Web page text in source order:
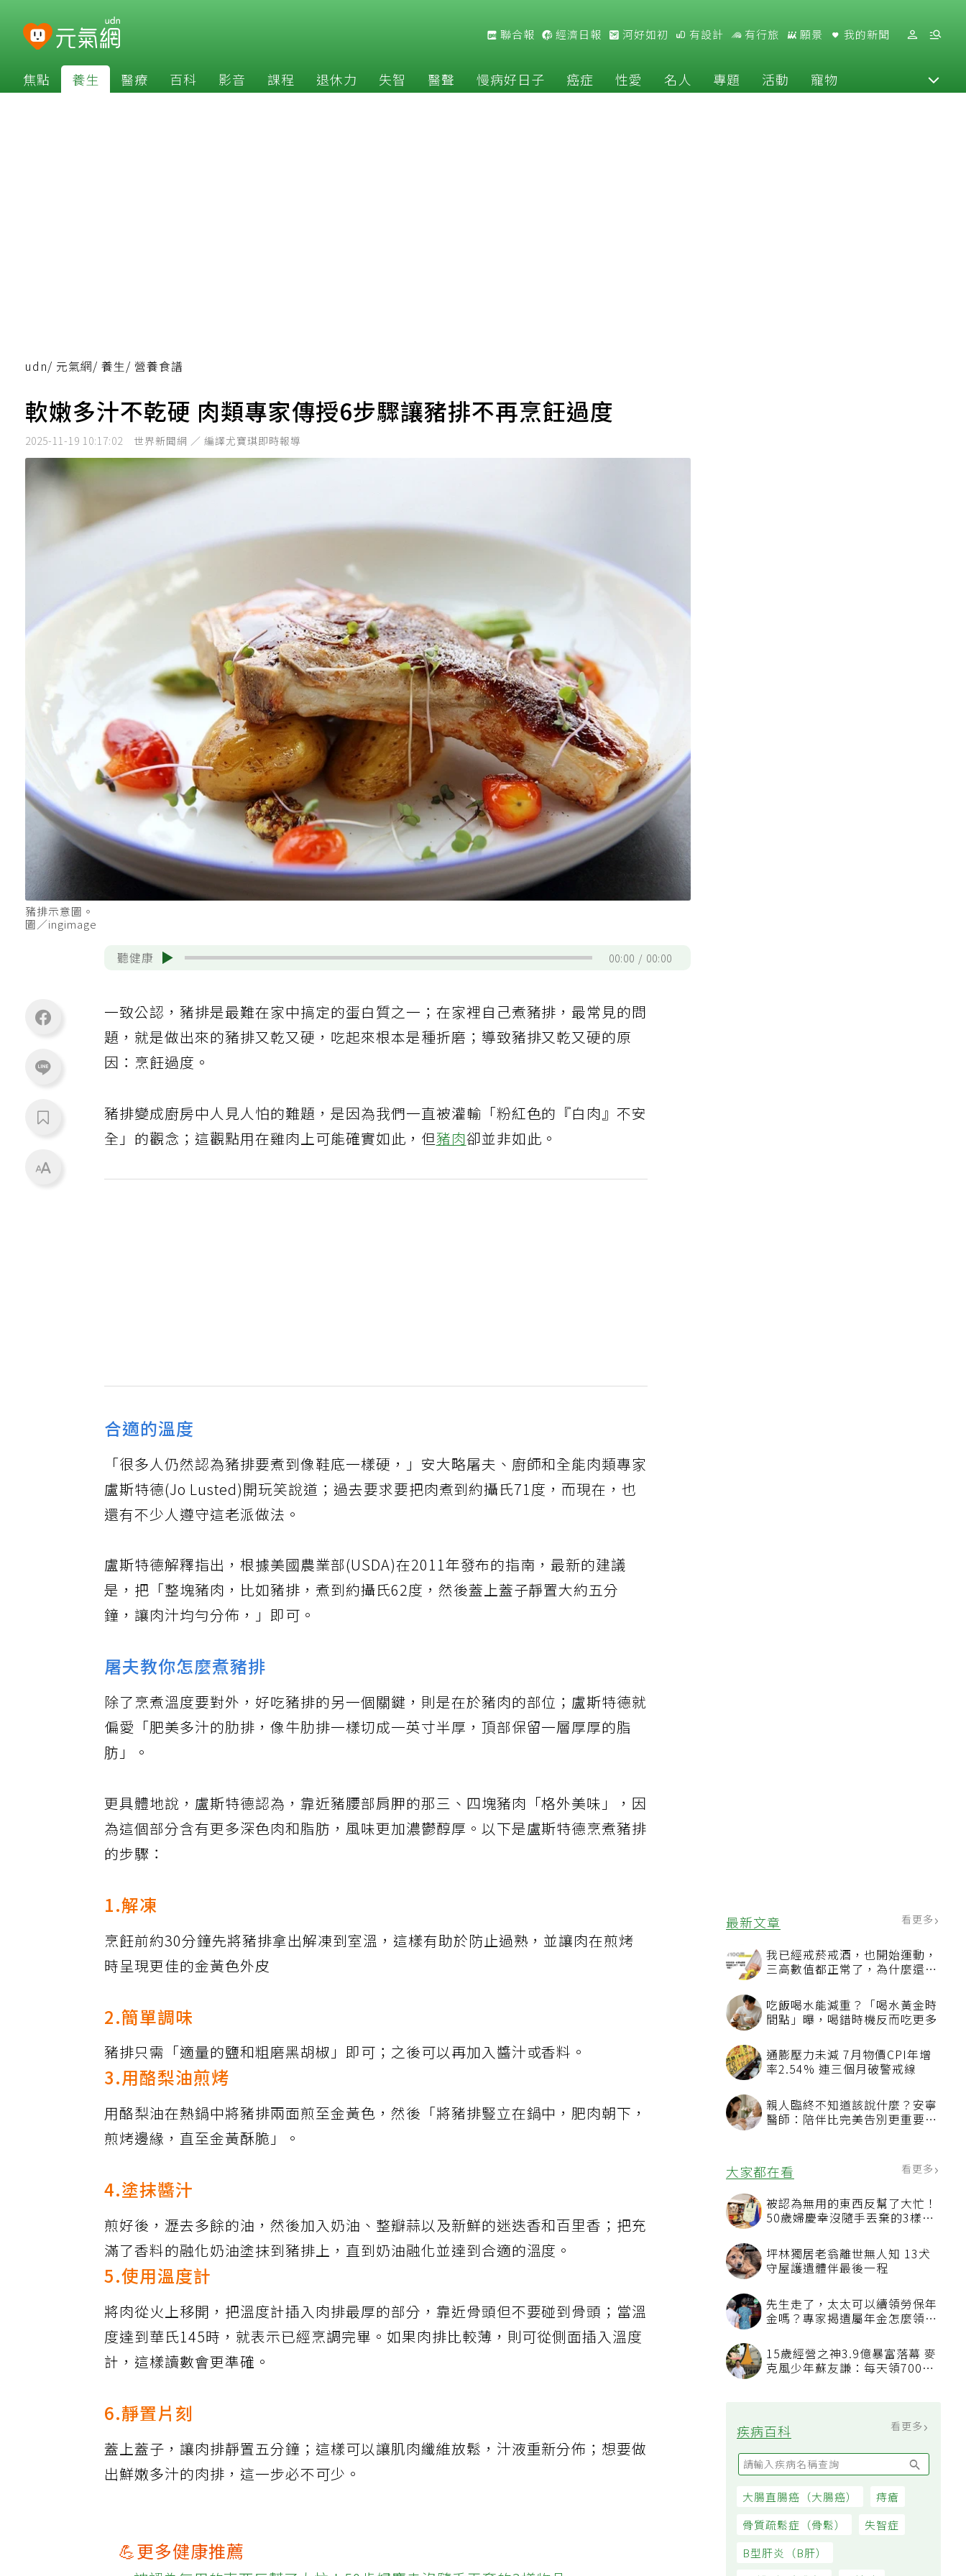
聯合報 經濟日報 河好如初 有設計 有行旅 願景 我的新聞
焦點 養生 醫療 百科 影音 課程 退休力 失智 醫聲 慢病好日子 癌症 性愛 名人 專題 活動 寵物
最新文章 看更多
我已經戒菸戒酒，也開始運動，
三高數值都正常了，為什麼還不
吃飯喝水能減重？「喝水黃金時
間點」曝，喝錯時機反而吃更多
通膨壓力未減 7月物價CPI年增
率2.54% 連三個月破警戒線
親人臨終不知道該說什麼？安寧
醫師：陪伴比完美告別更重要，
大家都在看
被認為無用的東西反幫了大忙！
50歲婦慶幸沒隨手丟棄的3樣物
坪林獨居老翁離世無人知 13犬
守屋護遺體伴最後一程
先生走了，太太可以續領勞保年
看順位還要看資格
15歲經營之神3.9億暴富落幕 麥
疾病百科
udn/ 元氣網/ 養生/ 營養食譜
軟嫩多汁不乾硬 肉類專家傳授6步驟讓豬排不再烹飪過度
2025-11-19 10:17:02 世界新聞網 ／ 編譯尤寶琪即時報導
豬排示意圖。
圖／ingimage
聽健康 00:00 00:00
一致公認，豬排是最難在家中搞定的蛋白質之一；在家裡自己煮豬排，最常見的問
題，就是做出來的豬排又乾又硬，吃起來根本是種折磨；導致豬排又乾又硬的原
因：烹飪過度。
豬排變成廚房中人見人怕的難題，是因為我們一直被灌輸「粉紅色的『白肉』不安
全」的觀念；這觀點用在雞肉上可能確實如此，但豬肉卻並非如此。
合適的溫度
「很多人仍然認為豬排要煮到像鞋底一樣硬，」安大略屠夫、廚師和全能肉類專家
盧斯特德(Jo Lusted)開玩笑說道；過去要求要把肉煮到約攝氏71度，而現在，也
還有不少人遵守這老派做法。
盧斯特德解釋指出，根據美國農業部(USDA)在2011年發布的指南，最新的建議
是，把「整塊豬肉，比如豬排，煮到約攝氏62度，然後蓋上蓋子靜置大約五分
鐘，讓肉汁均勻分佈，」即可。
屠夫教你怎麼煮豬排
除了烹煮溫度要對外，好吃豬排的另一個關鍵，則是在於豬肉的部位；盧斯特德就
偏愛「肥美多汁的肋排，像牛肋排一樣切成一英寸半厚，頂部保留一層厚厚的脂
肪」。
更具體地說，盧斯特德認為，靠近豬腰部肩胛的那三、四塊豬肉「格外美味」，因
為這個部分含有更多深色肉和脂肪，風味更加濃鬱醇厚。以下是盧斯特德烹煮豬排
的步驟：
1.解凍
烹飪前約30分鐘先將豬排拿出解凍到室溫，這樣有助於防止過熟，並讓肉在煎烤
時呈現更佳的金黃色外皮
2.簡單調味
豬排只需「適量的鹽和粗磨黑胡椒」即可；之後可以再加入醬汁或香料。
3.用酪梨油煎烤
用酪梨油在熱鍋中將豬排兩面煎至金黃色，然後「將豬排豎立在鍋中，肥肉朝下，
煎烤邊緣，直至金黃酥脆」。
4.塗抹醬汁
煎好後，瀝去多餘的油，然後加入奶油、整瓣蒜以及新鮮的迷迭香和百里香；把充
滿了香料的融化奶油塗抹到豬排上，直到奶油融化並達到合適的溫度。
5.使用溫度計
將肉從火上移開，把溫度計插入肉排最厚的部分，靠近骨頭但不要碰到骨頭；當溫
度達到華氏145時，就表示已經烹調完畢。如果肉排比較薄，則可從側面插入溫度
計，這樣讀數會更準確。
6.靜置片刻
蓋上蓋子，讓肉排靜置五分鐘；這樣可以讓肌肉纖維放鬆，汁液重新分佈；想要做
出鮮嫩多汁的肉排，這一步必不可少。
💪更多健康推薦